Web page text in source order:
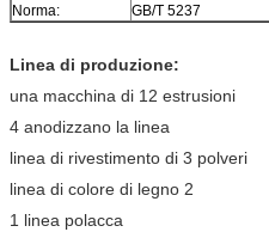
Norma:
GB/T 5237
Linea di produzione:
una macchina di 12 estrusioni
4 anodizzano la linea
linea di rivestimento di 3 polveri
linea di colore di legno 2
1 linea polacca